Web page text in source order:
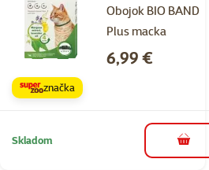
Obojok BIO BAND
Plus macka
Cena
6,99 €
značka
Skladom do